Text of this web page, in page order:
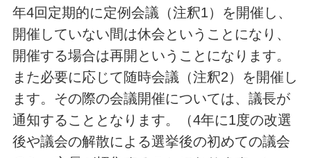
年4回定期的に定例会議（注釈1）を開催し、
開催していない間は休会ということになり、
開催する場合は再開ということになります。
また必要に応じて随時会議（注釈2）を開催し
ます。その際の会議開催については、議長が
通知することとなります。（4年に1度の改選
後や議会の解散による選挙後の初めての議会